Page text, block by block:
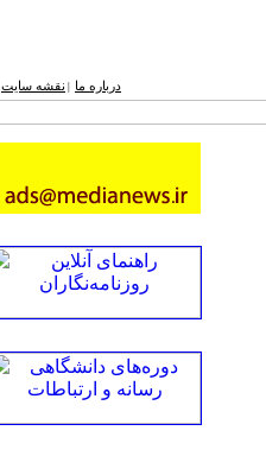
درباره ما نقشه ‌سایت